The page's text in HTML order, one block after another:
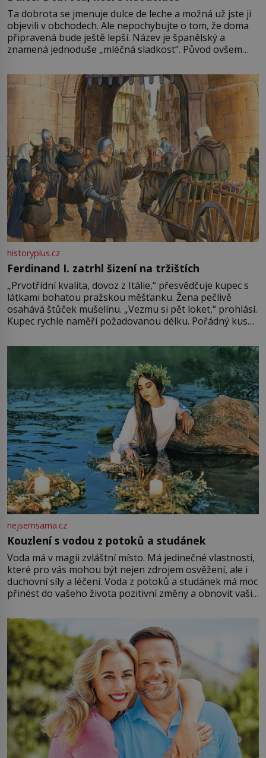
Ta dobrota se jmenuje dulce de leche a možná už jste ji
objevili v obchodech. Ale nepochybujte o tom, že doma
připravená bude ještě lepší. Název je španělský a
znamená jednoduše „mléčná sladkost“. Původ ovšem
pře hned několik latinskoamerických zemí a k tomu
Francie, kde se traduje,
historyplus.cz
Ferdinand I. zatrhl šizení na tržištích
„Prvotřídní kvalita, dovoz z Itálie,“ přesvědčuje kupec s
látkami bohatou pražskou měšťanku. Žena pečlivě
osahává štůček mušelínu. „Vezmu si pět loket,“ prohlásí.
Kupec rychle naměří požadovanou délku. Pořádný kus
milostpaní. Stačí jenom na sukni,“ zhodnotí švadlena
množství růžového mušelínu. „Ošidili vás, podívejte.“
nejsemsama.cz
Kouzlení s vodou z potoků a studánek
Voda má v magii zvláštní místo. Má jedinečné vlastnosti,
které pro vás mohou být nejen zdrojem osvěžení, ale i
duchovní síly a léčení. Voda z potoků a studánek má moc
přinést do vašeho života pozitivní změny a obnovit vaši
můžete obohatit své rituály a přinést do svého života
větší harmonii a klid. Je důležité